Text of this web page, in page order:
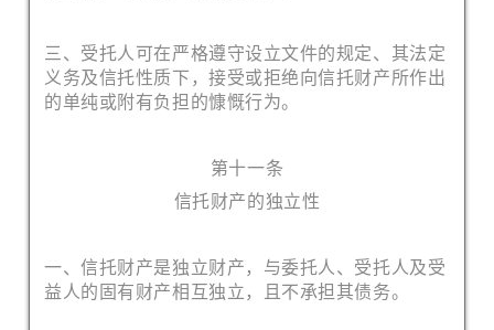
三、受托人可在严格遵守设立文件的规定、其法定
义务及信托性质下，接受或拒绝向信托财产所作出
的单纯或附有负担的慷慨行为。
第十一条
信托财产的独立性
一、信托财产是独立财产，与委托人、受托人及受
益人的固有财产相互独立，且不承担其债务。